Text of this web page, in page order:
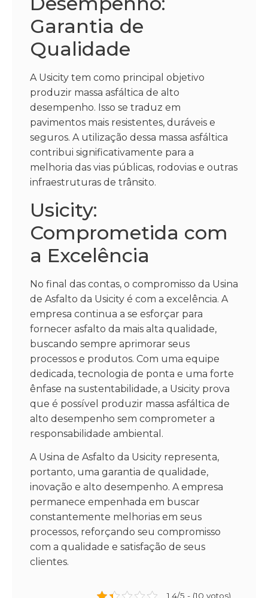
Garantia de
Qualidade
A Usicity tem como principal objetivo
produzir massa asfáltica de alto
desempenho. Isso se traduz em
pavimentos mais resistentes, duráveis e
seguros. A utilização dessa massa asfáltica
contribui significativamente para a
melhoria das vias públicas, rodovias e outras
infraestruturas de trânsito.
Usicity:
Comprometida com
a Excelência
No final das contas, o compromisso da Usina
de Asfalto da Usicity é com a excelência. A
empresa continua a se esforçar para
fornecer asfalto da mais alta qualidade,
buscando sempre aprimorar seus
processos e produtos. Com uma equipe
dedicada, tecnologia de ponta e uma forte
ênfase na sustentabilidade, a Usicity prova
que é possível produzir massa asfáltica de
alto desempenho sem comprometer a
responsabilidade ambiental.
A Usina de Asfalto da Usicity representa,
portanto, uma garantia de qualidade,
inovação e alto desempenho. A empresa
permanece empenhada em buscar
constantemente melhorias em seus
processos, reforçando seu compromisso
com a qualidade e satisfação de seus
clientes.
1.4/5 - (10 votos)